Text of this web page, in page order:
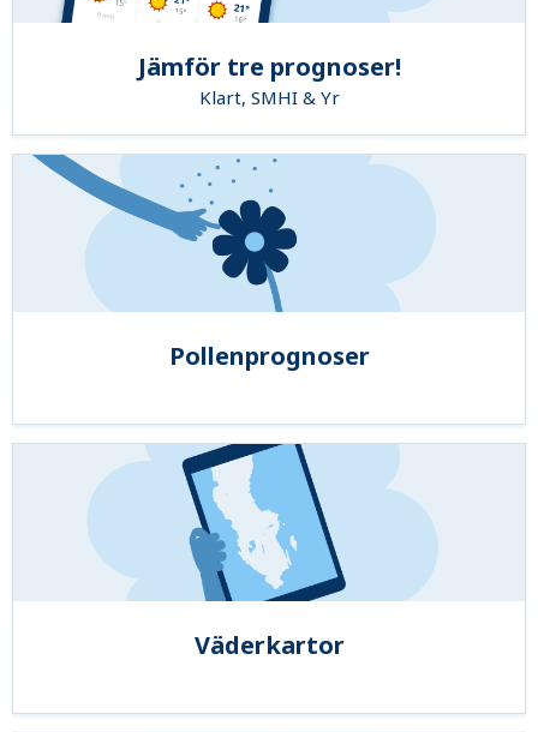
Jämför tre prognoser!
Klart, SMHI & Yr
Pollenprognoser
Väderkartor